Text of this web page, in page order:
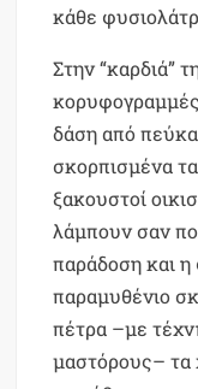
κάθε
Στην “καρδιά”
δάση από πεύκα
σκορπισμένα
ξακουστοί
λάμπουν σαν
παράδοση και
παραμυθένιο
πέτρα –με
μαστόρους– τα